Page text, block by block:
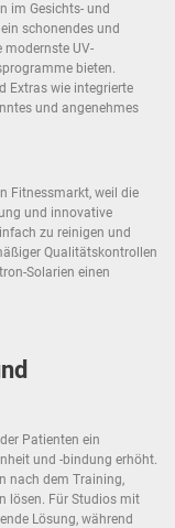
im Gesichts- und
schonendes und
modernste UV-
bieten.
Extras wie integrierte
und angenehmes
Fitnessmarkt, weil die
und innovative
zu reinigen und
Qualitätskontrollen
Solarien einen
Patienten ein
und -bindung erhöht.
nach dem Training,
lösen. Für Studios mit
Lösung, während